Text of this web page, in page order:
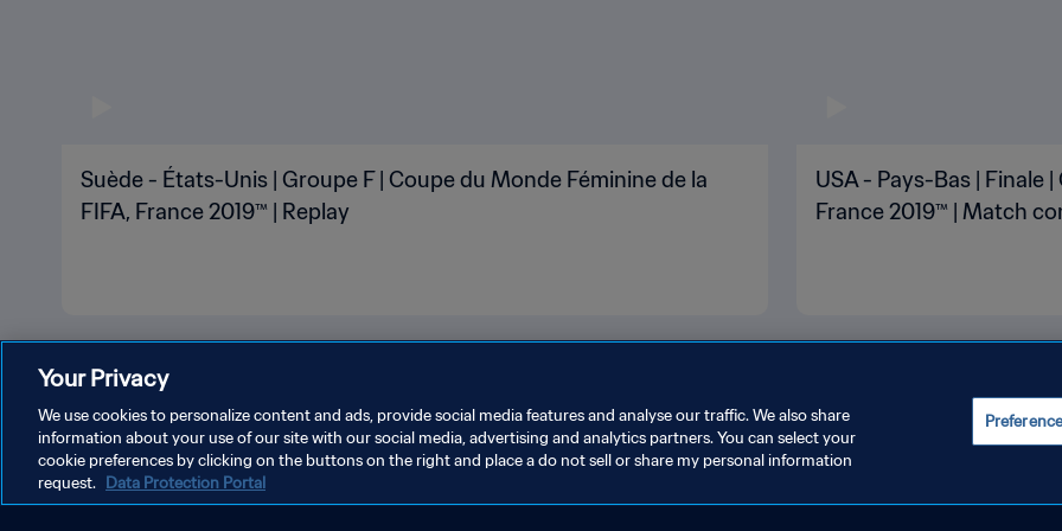
Suède - États-Unis | Groupe F | Coupe du Monde Féminine de la
FIFA, France 2019™ | Replay
USA - Pays-Bas | Finale
France 2019™ | Match
POLITIQUE DE CONFIDENTIALITÉ
Your Privacy
We use cookies to personalize content and ads, provide social media features and analyse our traffic. We also share
information about your use of our site with our social media, advertising and analytics partners. You can select your
cookie preferences by clicking on the buttons on the right and place a do not sell or share my personal information
request. Data Protection Portal